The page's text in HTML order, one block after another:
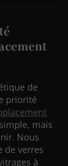
de
priorité
mais
Nous
de verres
à